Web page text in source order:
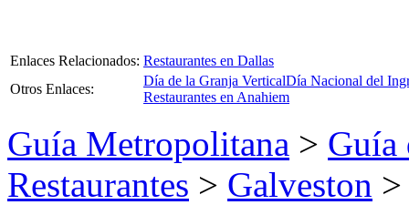
Enlaces Relacionados: Restaurantes en Dallas
Otros Enlaces:
Día de la Granja VerticalDía Nacional del
Restaurantes en Anahiem
Guía Metropolitana > Guía
Restaurantes > Galveston